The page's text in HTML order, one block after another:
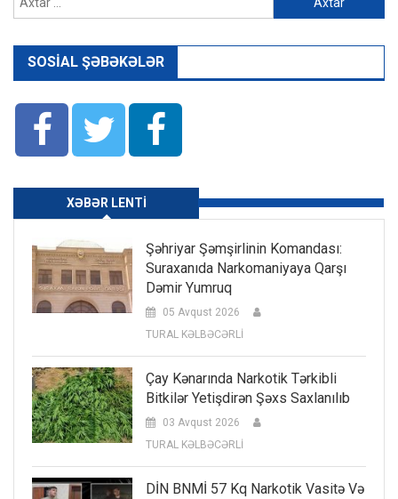
SOSIAL ŞƏBƏKƏLƏR
XƏBƏR LENTI
Şəhriyar Şəmşirlinin Komandası:
Suraxanıda Narkomaniyaya Qarşı
Dəmir Yumruq
05 Avqust 2026
TURAL KƏLBƏCƏRLİ
Çay Kənarında Narkotik Tərkibli
Bitkilər Yetişdirən Şəxs Saxlanılıb
03 Avqust 2026
TURAL KƏLBƏCƏRLİ
DİN BNMİ 57 Kq Narkotik Vasitə Və